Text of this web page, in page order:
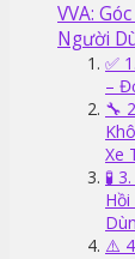
VVA:
Người
✅
–
🔧
Xe
🧪
⚠️